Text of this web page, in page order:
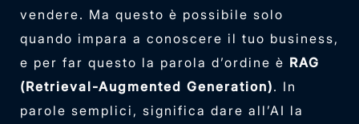
vendere. Ma questo è possibile solo
quando impara a conoscere il tuo business,
e per far questo la parola d’ordine è RAG
(Retrieval-Augmented Generation). In
parole semplici, significa dare all’AI la